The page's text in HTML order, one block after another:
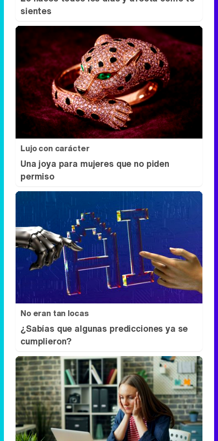
sientes
Lujo con carácter
Una joya para mujeres que no piden
permiso
No eran tan locas
¿Sabías que algunas predicciones ya se
cumplieron?